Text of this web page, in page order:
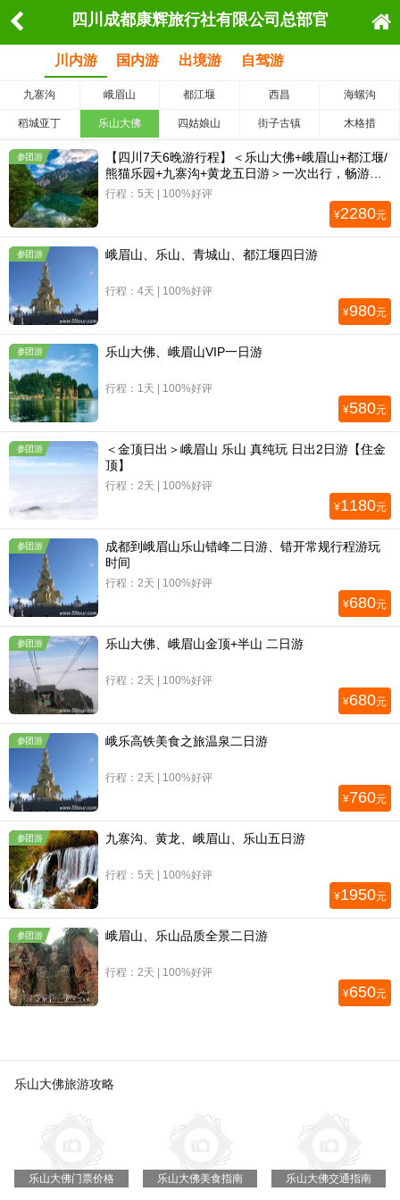
四川成都康辉旅行社有限公司总部官
网
川内游 国内游 出境游 自驾游
九寨沟 峨眉山 都江堰 西昌 海螺沟
稻城亚丁 乐山大佛 四姑娘山 街子古镇 木格措
参团游
【四川7天6晚游行程】＜乐山大佛+峨眉山+都江堰/
熊猫乐园+九寨沟+黄龙五日游＞一次出行，畅游四
川5大5A级景区
行程：5天 | 100%好评
¥2280元
参团游 峨眉山、乐山、青城山、都江堰四日游
行程：4天 | 100%好评
¥980元
参团游 乐山大佛、峨眉山VIP一日游
行程：1天 | 100%好评
¥580元
参团游
＜金顶日出＞峨眉山 乐山 真纯玩 日出2日游【住金
顶】
行程：2天 | 100%好评
¥1180元
参团游
成都到峨眉山乐山错峰二日游、错开常规行程游玩
时间
行程：2天 | 100%好评
¥680元
参团游 乐山大佛、峨眉山金顶+半山 二日游
行程：2天 | 100%好评
¥680元
参团游 峨乐高铁美食之旅温泉二日游
行程：2天 | 100%好评
¥760元
参团游 九寨沟、黄龙、峨眉山、乐山五日游
行程：5天 | 100%好评
¥1950元
参团游 峨眉山、乐山品质全景二日游
行程：2天 | 100%好评
¥650元
乐山大佛旅游攻略
乐山大佛门票价格 乐山大佛美食指南 乐山大佛交通指南